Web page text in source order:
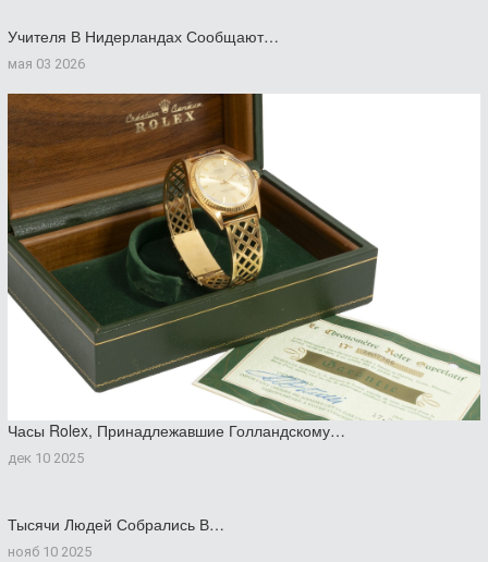
Учителя В Нидерландах Сообщают…
мая 03 2026
Часы Rolex, Принадлежавшие Голландскому…
дек 10 2025
Тысячи Людей Собрались В…
нояб 10 2025